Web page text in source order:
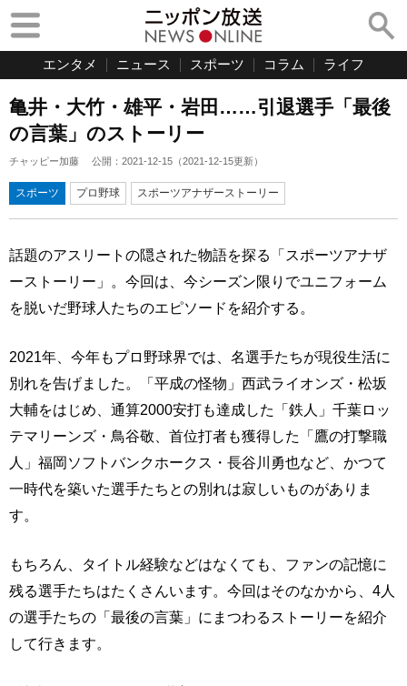
エンタメ ニュース スポーツ コラム ライフ
亀井・大竹・雄平・岩田……引退選手「最後
の言葉」のストーリー
チャッピー加藤 公開： 2021-12-15 （2021-12-15更新）
スポーツ プロ野球 スポーツアナザーストーリー
話題のアスリートの隠された物語を探る「スポーツアナザ
ーストーリー」。今回は、今シーズン限りでユニフォーム
を脱いだ野球人たちのエピソードを紹介する。
2021年、今年もプロ野球界では、名選手たちが現役生活に
別れを告げました。「平成の怪物」西武ライオンズ・松坂
大輔をはじめ、通算2000安打も達成した「鉄人」千葉ロッ
テマリーンズ・鳥谷敬、首位打者も獲得した「鷹の打撃職
人」福岡ソフトバンクホークス・長谷川勇也など、かつて
一時代を築いた選手たちとの別れは寂しいものがありま
す。
もちろん、タイトル経験などはなくても、ファンの記憶に
残る選手たちはたくさんいます。今回はそのなかから、4人
の選手たちの「最後の言葉」にまつわるストーリーを紹介
して行きます。